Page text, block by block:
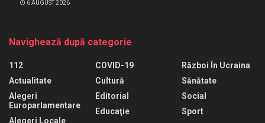
6 AUGUST 2026
Navighează după categorie
112
Actualitate
Alegeri
Europarlamentare
Alegeri Locale
COVID-19
Cultură
Editorial
Educaţie
Război În Ucraina
Sănătate
Social
Sport